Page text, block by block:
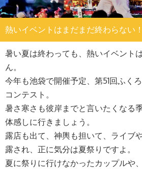
熱いイベントはまだまだ終わらない
暑い夏は終わっても、熱いイベント
ん。
今年も池袋で開催予定、第51回ふく
コンテスト。
暑さ寒さも彼岸までと言いたくなる
体感しに行きましょう。
露店も出て、神輿も担いて、ライブ
露され、正に気分は夏祭りですよ。
夏に祭りに行けなかったカップルや